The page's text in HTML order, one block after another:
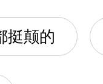
是废料
，却迎来女
挺颠的